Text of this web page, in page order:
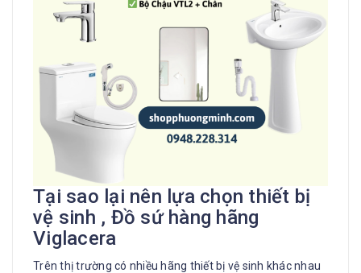
Tại sao lại nên lựa chọn thiết bị
vệ sinh , Đồ sứ hàng hãng
Viglacera
Trên thị trường có nhiều hãng thiết bị vệ sinh khác nhau